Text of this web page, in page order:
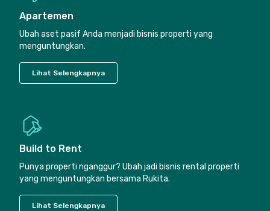
Apartemen
Ubah aset pasif Anda menjadi bisnis properti yang
menguntungkan.
Lihat Selengkapnya
Build to Rent
Punya properti nganggur? Ubah jadi bisnis rental properti
yang menguntungkan bersama Rukita.
Lihat Selengkapnya